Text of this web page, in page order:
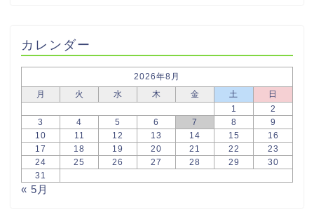
カレンダー
2026年8月
月
火 水 木 金 土
日
1
2
3
4 5 6 7 8
9
10
11 12 13 14 15
16
17
18 19 20 21 22
23
24
25 26 27 28 29
30
31
« 5月